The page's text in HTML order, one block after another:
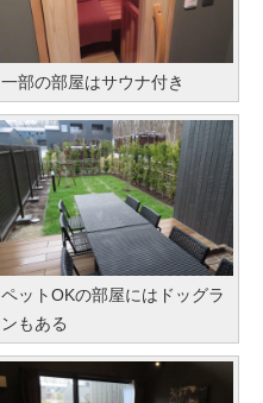
一部の部屋はサウナ付き
ペットOKの部屋にはドッグラ
ンもある